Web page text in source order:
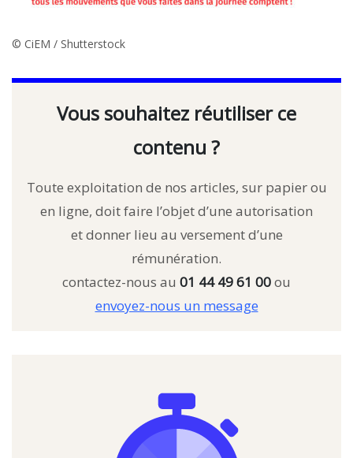
© CiEM / Shutterstock
Vous souhaitez réutiliser ce
contenu ?
Toute exploitation de nos articles, sur papier ou
en ligne, doit faire l’objet d’une autorisation
et donner lieu au versement d’une
rémunération.
contactez-nous au 01 44 49 61 00ou
envoyez-nous un message